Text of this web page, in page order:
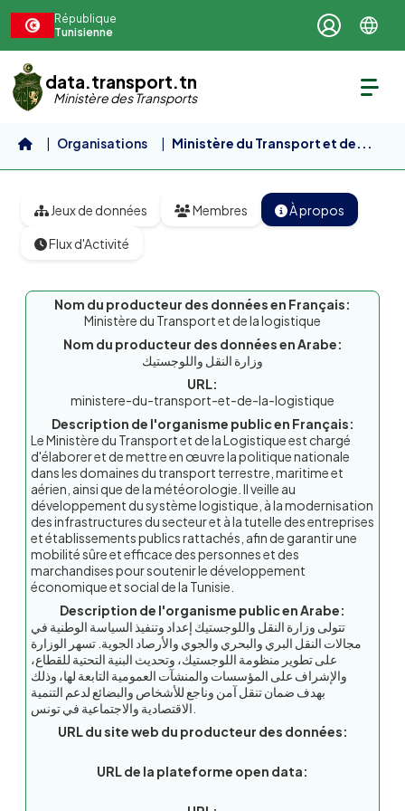
République
Tunisienne
data.transport.tn
Ministère des Transports
Organisations Ministère du Transport et de...
Jeux de données Membres À propos
Flux d'Activité
Nom du producteur des données en Français:
Ministère du Transport et de la logistique
Nom du producteur des données en Arabe:
وزارة النقل واللوجستيك
URL:
ministere-du-transport-et-de-la-logistique
Description de l'organisme public en Français:
Le Ministère du Transport et de la Logistique est chargé
d'élaborer et de mettre en œuvre la politique nationale
dans les domaines du transport terrestre, maritime et
aérien, ainsi que de la météorologie. Il veille au
développement du système logistique, à la modernisation
des infrastructures du secteur et à la tutelle des entreprises
et établissements publics rattachés, afin de garantir une
mobilité sûre et efficace des personnes et des
marchandises pour soutenir le développement
économique et social de la Tunisie.
Description de l'organisme public en Arabe:
تتولى وزارة النقل واللوجستيك إعداد وتنفيذ السياسة الوطنية في
مجالات النقل البري والبحري والجوي والأرصاد الجوية. تسهر الوزارة
على تطوير منظومة اللوجستيك، وتحديث البنية التحتية للقطاع،
والإشراف على المؤسسات والمنشآت العمومية التابعة لها، وذلك
بهدف ضمان تنقل آمن وناجع للأشخاص والبضائع لدعم التنمية
URL du site web du producteur des données:
URL de la plateforme open data: